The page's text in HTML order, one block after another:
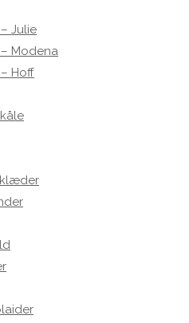
Julie
Modena
Hoff